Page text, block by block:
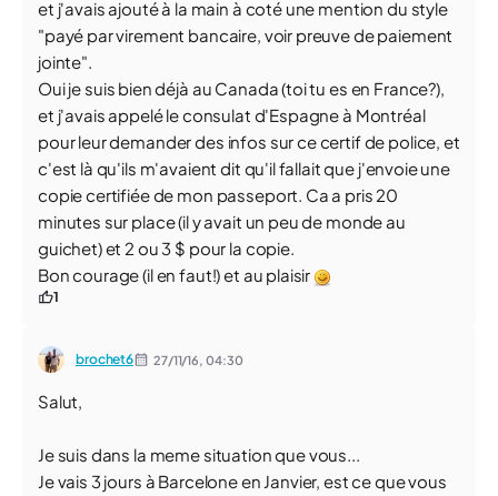
et j'avais ajouté à la main à coté une mention du style
"payé par virement bancaire, voir preuve de paiement
jointe".
Oui je suis bien déjà au Canada (toi tu es en France?),
et j'avais appelé le consulat d'Espagne à Montréal
pour leur demander des infos sur ce certif de police, et
c'est là qu'ils m'avaient dit qu'il fallait que j'envoie une
copie certifiée de mon passeport. Ca a pris 20
minutes sur place (il y avait un peu de monde au
guichet) et 2 ou 3 $ pour la copie.
Bon courage (il en faut!) et au plaisir
1
brochet6 27/11/16, 04:30
Salut,
Je suis dans la meme situation que vous...
Je vais 3 jours à Barcelone en Janvier, est ce que vous